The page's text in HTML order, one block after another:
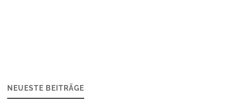
NEUESTE BEITRÄGE